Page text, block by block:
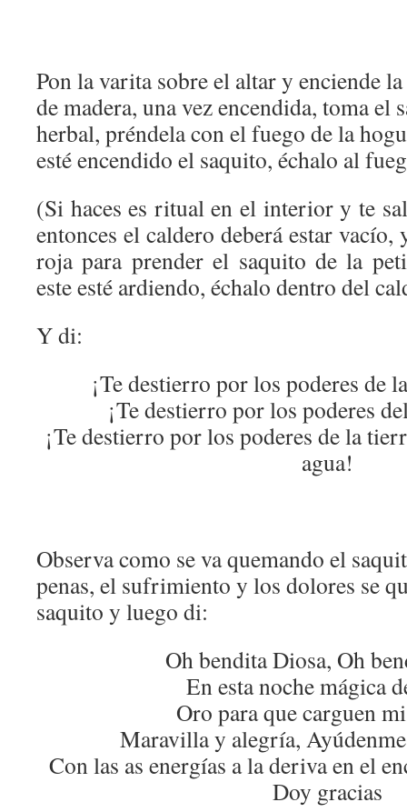
Pon la varita sobre el altar y enciende
de madera, una vez encendida, toma el
herbal, préndela con el fuego de la
esté encendido el saquito, échalo al
(Si haces es ritual en el interior y te
entonces el caldero deberá estar vacío,
roja para prender el saquito de la
este esté ardiendo, échalo dentro del
Y di:
¡Te destierro por los poderes de
¡Te destierro por los poderes
¡Te destierro por los poderes de la
agua!
Observa como se va quemando el
penas, el sufrimiento y los dolores se
saquito y luego di:
Oh bendita Diosa, Oh
En esta noche mágica
Oro para que carguen
Maravilla y alegría,
Con las as energías a la deriva en el
Doy gracias